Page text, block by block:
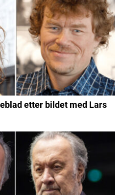
etter bildet med Lars